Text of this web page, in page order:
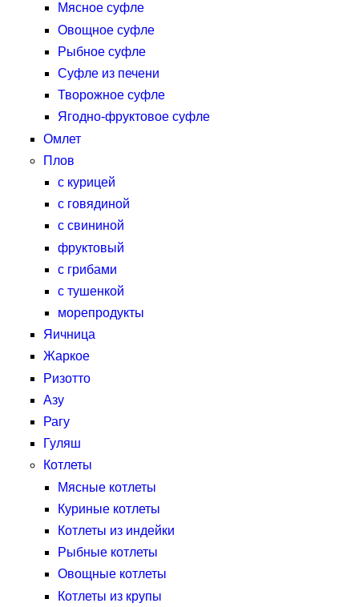
Мясное суфле
Овощное суфле
Рыбное суфле
Суфле из печени
Творожное суфле
Ягодно-фруктовое суфле
Омлет
Плов
с курицей
с говядиной
с свининой
фруктовый
с грибами
с тушенкой
морепродукты
Яичница
Жаркое
Ризотто
Азу
Рагу
Гуляш
Котлеты
Мясные котлеты
Куриные котлеты
Котлеты из индейки
Рыбные котлеты
Овощные котлеты
Котлеты из крупы